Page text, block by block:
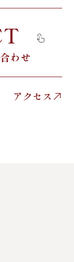
わせ
アクセス